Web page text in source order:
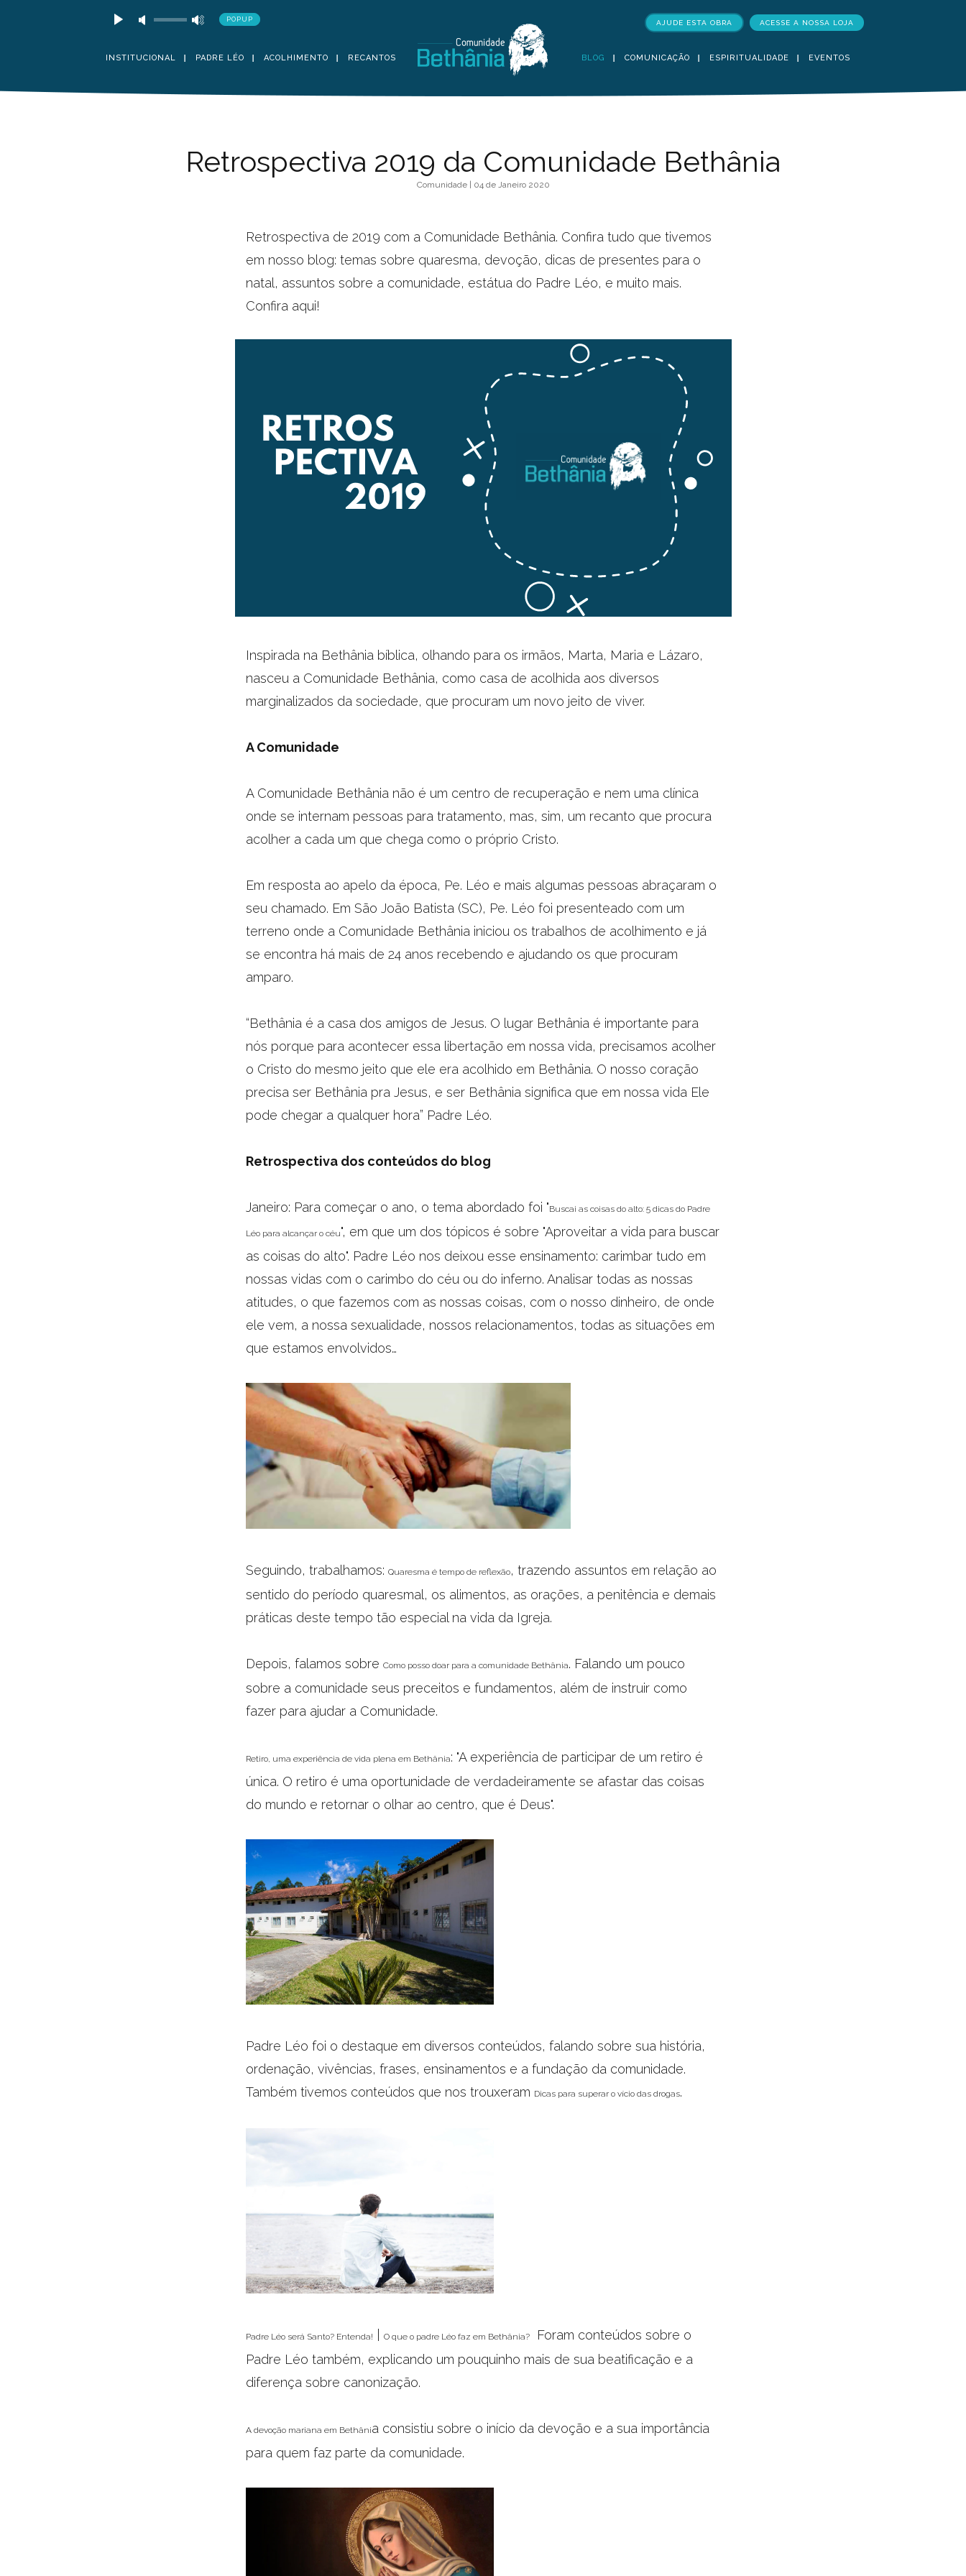
POPUP AJUDE ESTA OBRA ACESSE A NOSSA LOJA
INSTITUCIONAL PADRE LÉO ACOLHIMENTO RECANTOS BLOG COMUNICAÇÃO ESPIRITUALIDADE EVENTOS
Retrospectiva 2019 da Comunidade Bethânia
Comunidade | 04 de Janeiro 2020
Retrospectiva de 2019 com a Comunidade Bethânia. Confira tudo que tivemos
em nosso blog: temas sobre quaresma, devoção, dicas de presentes para o
natal, assuntos sobre a comunidade, estátua do Padre Léo, e muito mais.
Confira aqui!
Inspirada na Bethânia bíblica, olhando para os irmãos, Marta, Maria e Lázaro,
nasceu a Comunidade Bethânia, como casa de acolhida aos diversos
marginalizados da sociedade, que procuram um novo jeito de viver.
A Comunidade
A Comunidade Bethânia não é um centro de recuperação e nem uma clínica
onde se internam pessoas para tratamento, mas, sim, um recanto que procura
acolher a cada um que chega como o próprio Cristo.
Em resposta ao apelo da época, Pe. Léo e mais algumas pessoas abraçaram o
seu chamado. Em São João Batista (SC), Pe. Léo foi presenteado com um
terreno onde a Comunidade Bethânia iniciou os trabalhos de acolhimento e já
se encontra há mais de 24 anos recebendo e ajudando os que procuram
amparo.
“Bethânia é a casa dos amigos de Jesus. O lugar Bethânia é importante para
nós porque para acontecer essa libertação em nossa vida, precisamos acolher
o Cristo do mesmo jeito que ele era acolhido em Bethânia. O nosso coração
precisa ser Bethânia pra Jesus, e ser Bethânia significa que em nossa vida Ele
pode chegar a qualquer hora” Padre Léo.
Retrospectiva dos conteúdos do blog
Janeiro: Para começar o ano, o tema abordado foi "Buscai as coisas do alto: 5 dicas do Padre
Léo para alcançar o céu", em que um dos tópicos é sobre "Aproveitar a vida para buscar
as coisas do alto". Padre Léo nos deixou esse ensinamento: carimbar tudo em
nossas vidas com o carimbo do céu ou do inferno. Analisar todas as nossas
atitudes, o que fazemos com as nossas coisas, com o nosso dinheiro, de onde
ele vem, a nossa sexualidade, nossos relacionamentos, todas as situações em
que estamos envolvidos…
Seguindo, trabalhamos: Quaresma é tempo de reflexão, trazendo assuntos em relação ao
sentido do período quaresmal, os alimentos, as orações, a penitência e demais
práticas deste tempo tão especial na vida da Igreja.
Depois, falamos sobre Como posso doar para a comunidade Bethânia. Falando um pouco
sobre a comunidade seus preceitos e fundamentos, além de instruir como
fazer para ajudar a Comunidade.
Retiro, uma experiência de vida plena em Bethânia: "A experiência de participar de um retiro é
única. O retiro é uma oportunidade de verdadeiramente se afastar das coisas
do mundo e retornar o olhar ao centro, que é Deus".
Padre Léo foi o destaque em diversos conteúdos, falando sobre sua história,
ordenação, vivências, frases, ensinamentos e a fundação da comunidade.
Também tivemos conteúdos que nos trouxeram Dicas para superar o vício das drogas.
Padre Léo será Santo? Entenda! O que o padre Léo faz em Bethânia?
Foram conteúdos sobre o
Padre Léo também, explicando um pouquinho mais de sua beatificação e a
diferença sobre canonização.
A devoção mariana em Bethânia consistiu sobre o início da devoção e a sua importância
para quem faz parte da comunidade.